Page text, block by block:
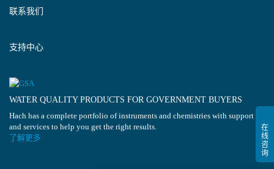
联系我们
支持中心
WATER QUALITY PRODUCTS FOR GOVERNMENT BUYERS
Hach has a complete portfolio of instruments and chemistries with support
and services to help you get the right results.
了解更多